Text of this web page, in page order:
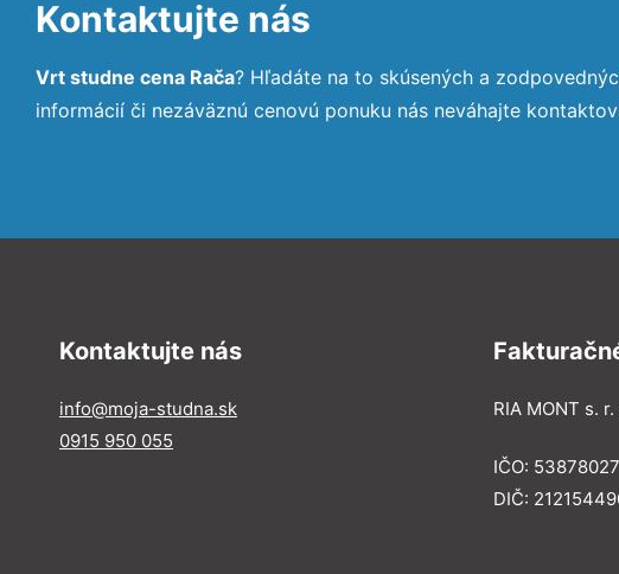
Kontaktujte nás
Vrt studne cena Rača? Hľadáte na to skúsených a
informácií či nezáväznú cenovú ponuku nás neváhajte
Kontaktujte nás
info@moja-studna.sk
0915 950 055
RIA MONT s. r.
IČO: 53878027
DIČ: